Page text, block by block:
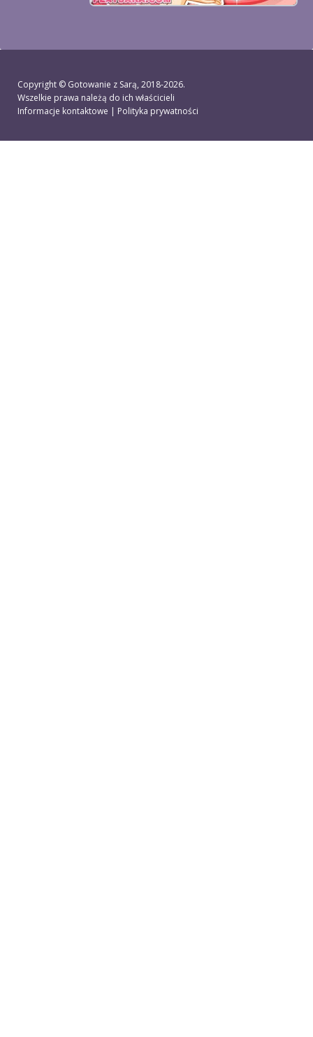
Copyright © Gotowanie z Sarą, 2018-2026.
Wszelkie prawa należą do ich właścicieli
Informacje kontaktowe | Polityka prywatności